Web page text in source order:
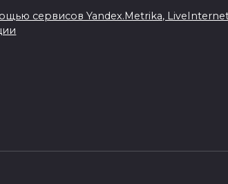
сервисов Yandex.Metrika,